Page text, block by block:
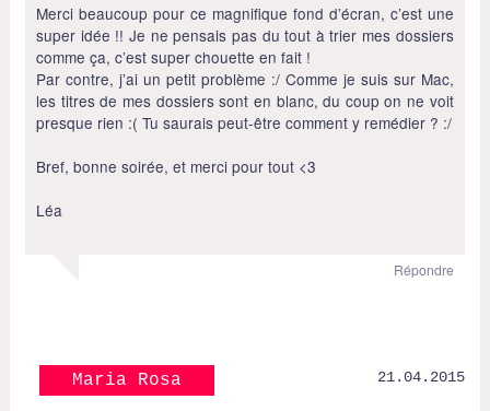
Merci beaucoup pour ce magnifique fond d’écran, c’est une
super idée !! Je ne pensais pas du tout à trier mes dossiers
comme ça, c’est super chouette en fait !
Par contre, j’ai un petit problème :/ Comme je suis sur Mac,
les titres de mes dossiers sont en blanc, du coup on ne voit
presque rien :( Tu saurais peut-être comment y remédier ? :/
Bref, bonne soirée, et merci pour tout <3
Léa
Répondre
Maria Rosa 21.04.2015